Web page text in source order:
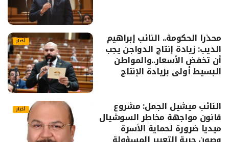
أخبار محذرا الحكومة.. النائب إبراهيم
الديب: زيادة إنتاج الدواجن يجب
أن تخفض الأسعار..والمواطن
البسيط أولى بزيادة الإنتاج
أخبار النائب ميشيل الجمل: مشروع
قانون مواجهة مخاطر السوشيال
ميديا ضرورة لحماية الأسرة